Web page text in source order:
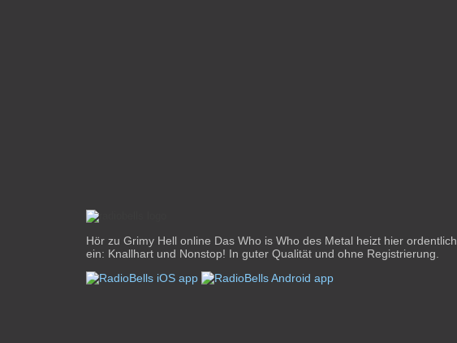
Hör zu Grimy Hell online Das Who is Who des Metal heizt hier ordentlich
ein: Knallhart und Nonstop! In guter Qualität und ohne Registrierung.